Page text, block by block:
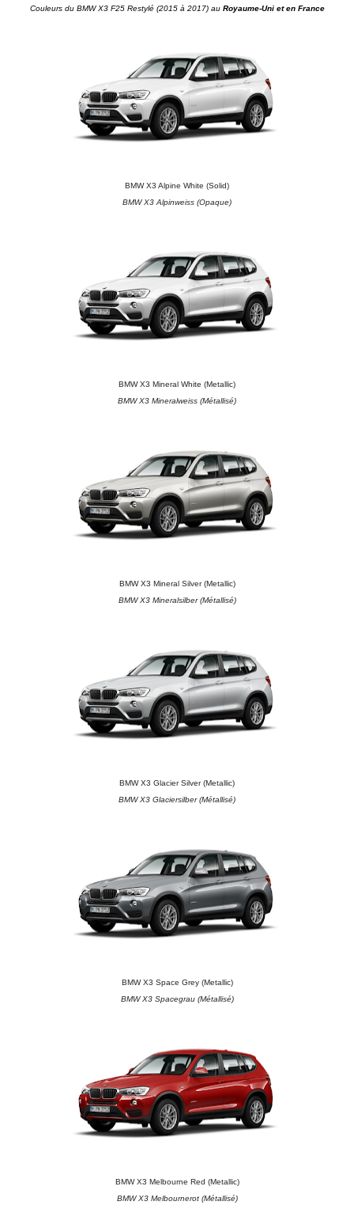
Couleurs du BMW X3 F25Restylé (2015 à 2017) auRoyaume-Uni et en France
BMW X3 Alpine White (Solid)
BMW X3 Alpinweiss (Opaque)
BMW X3 Mineral White (Metallic)
BMW X3 Mineralweiss (Métallisé)
BMW X3 Mineral Silver (Metallic)
BMW X3 Mineralsilber (Métallisé)
BMW X3 Glacier Silver (Metallic)
BMW X3 Glaciersilber (Métallisé)
BMW X3 Space Grey (Metallic)
BMW X3 Spacegrau(Métallisé)
BMW X3 Melbourne Red (Metallic)
BMW X3 Melbournerot (Métallisé)